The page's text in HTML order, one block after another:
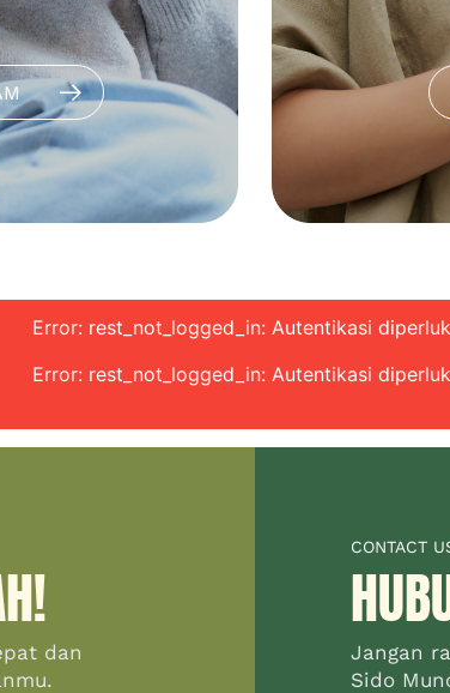
Error: rest_not_logged_in: Autentikasi
Error: rest_not_logged_in: Autentikasi
dan
CONTACT
Jangan
Sido